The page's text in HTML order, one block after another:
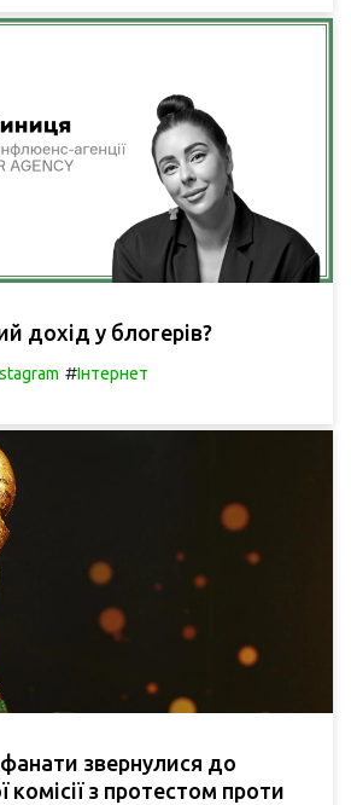
дохід у блогерів?
#Інтернет
звернулися до
комісії з протестом проти